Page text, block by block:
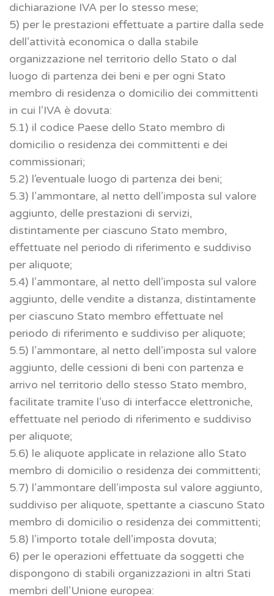
dichiarazione IVA per lo stesso mese;
5) per le prestazioni effettuate a partire dalla sede
dell’attività economica o dalla stabile
organizzazione nel territorio dello Stato o dal
luogo di partenza dei beni e per ogni Stato
membro di residenza o domicilio dei committenti
in cui l’IVA è dovuta:
5.1) il codice Paese dello Stato membro di
domicilio o residenza dei committenti e dei
commissionari;
5.2) l’eventuale luogo di partenza dei beni;
5.3) l’ammontare, al netto dell’imposta sul valore
aggiunto, delle prestazioni di servizi,
distintamente per ciascuno Stato membro,
effettuate nel periodo di riferimento e suddiviso
per aliquote;
5.4) l’ammontare, al netto dell’imposta sul valore
aggiunto, delle vendite a distanza, distintamente
per ciascuno Stato membro effettuate nel
periodo di riferimento e suddiviso per aliquote;
5.5) l’ammontare, al netto dell’imposta sul valore
aggiunto, delle cessioni di beni con partenza e
arrivo nel territorio dello stesso Stato membro,
facilitate tramite l’uso di interfacce elettroniche,
effettuate nel periodo di riferimento e suddiviso
per aliquote;
5.6) le aliquote applicate in relazione allo Stato
membro di domicilio o residenza dei committenti;
5.7) l’ammontare dell’imposta sul valore aggiunto,
suddiviso per aliquote, spettante a ciascuno Stato
membro di domicilio o residenza dei committenti;
5.8) l’importo totale dell’imposta dovuta;
6) per le operazioni effettuate da soggetti che
dispongono di stabili organizzazioni in altri Stati
membri dell’Unione europea: